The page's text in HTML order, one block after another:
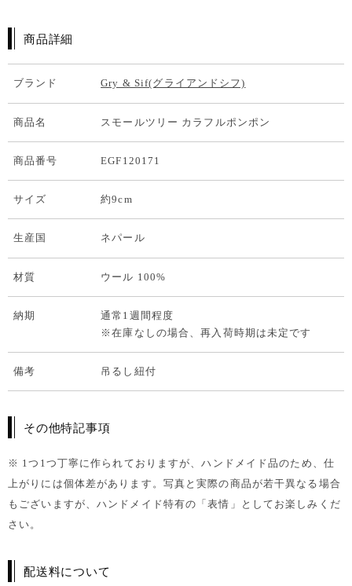
商品詳細
ブランド Gry & Sif(グライアンドシフ)
商品名 スモールツリー カラフルポンポン
商品番号 EGF120171
サイズ 約9cm
生産国 ネパール
材質 ウール 100%
納期
通常1週間程度
※在庫なしの場合、再入荷時期は未定です
備考 吊るし紐付
その他特記事項
※ 1つ1つ丁寧に作られておりますが、ハンドメイド品のため、仕
上がりには個体差があります。写真と実際の商品が若干異なる場合
もございますが、ハンドメイド特有の「表情」としてお楽しみくだ
さい。
配送料について